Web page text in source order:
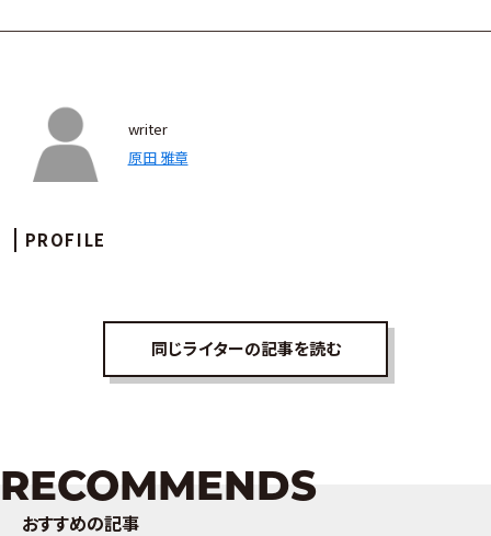
writer
原田 雅章
PROFILE
同じライターの記事を読む
RECOMMENDS
おすすめの記事